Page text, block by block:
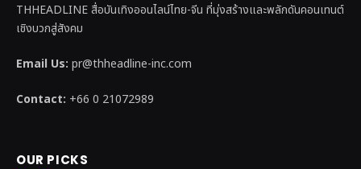
THHEADLINE สื่อบันเทิงออนไลน์ไทย-จีน ที่มุ่งสร้างและพลักดันคอนเทนต์
เชิงบวกสู่สังคม
Email Us: pr@thheadline-inc.com
Contact: +66 0 21072989
OUR PICKS